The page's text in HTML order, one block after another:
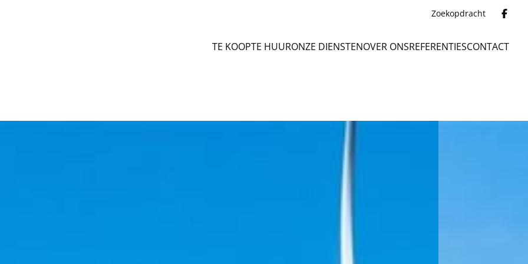
Zoekopdracht
TE KOOPTE HUURONZE DIENSTENOVER ONSREFERENTIESCONTACT